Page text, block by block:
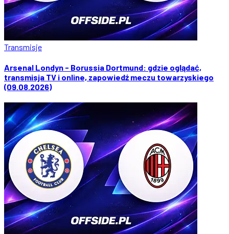
Transmisje
Arsenal Londyn - Borussia Dortmund: gdzie oglądać,
transmisja TV i online, zapowiedź meczu towarzyskiego
(09.08.2026)